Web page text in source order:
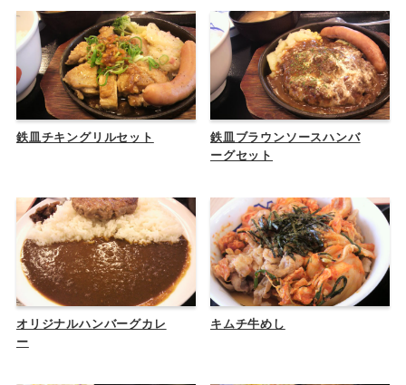
鉄皿チキングリルセット
鉄皿ブラウンソースハンバ
ーグセット
オリジナルハンバーグカレ
ー
キムチ牛めし